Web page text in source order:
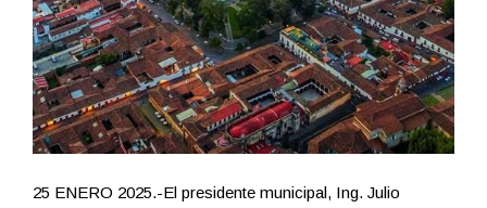
25 ENERO 2025.-El presidente municipal, Ing. Julio